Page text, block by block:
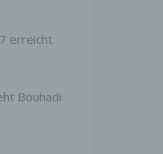
erreicht
Bouhadi